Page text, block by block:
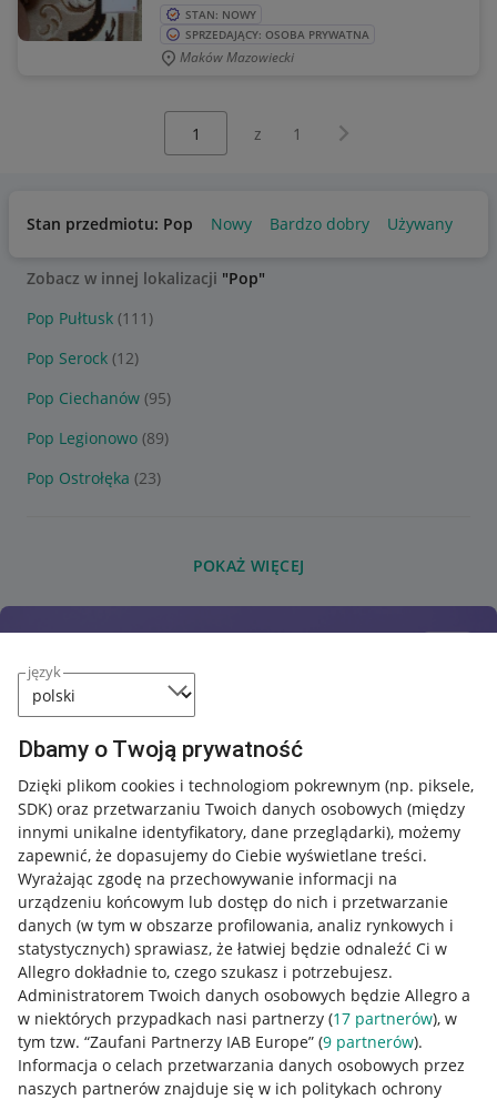
język
Dbamy o Twoją prywatność
Dzięki plikom cookies i technologiom pokrewnym (np. piksele,
SDK) oraz przetwarzaniu Twoich danych osobowych (między
innymi unikalne identyfikatory, dane przeglądarki), możemy
zapewnić, że dopasujemy do Ciebie wyświetlane treści.
Wyrażając zgodę na przechowywanie informacji na
urządzeniu końcowym lub dostęp do nich i przetwarzanie
danych (w tym w obszarze profilowania, analiz rynkowych i
statystycznych) sprawiasz, że łatwiej będzie odnaleźć Ci w
Allegro dokładnie to, czego szukasz i potrzebujesz.
Administratorem Twoich danych osobowych będzie Allegro a
w niektórych przypadkach nasi partnerzy (17 partnerów), w
tym tzw. “Zaufani Partnerzy IAB Europe” (9 partnerów).
Informacja o celach przetwarzania danych osobowych przez
naszych partnerów znajduje się w ich politykach ochrony
STAN: NOWY
SPRZEDAJĄCY: OSOBA PRYWATNA
Maków Mazowiecki
z 1 Następna strona
Stan przedmiotu: Pop Nowy Bardzo dobry Używany
Zobacz w innej lokalizacji "Pop"
Pop Pułtusk (111)
Pop Serock (12)
Pop Ciechanów (95)
Pop Legionowo (89)
Pop Ostrołęka (23)
POKAŻ WIĘCEJ
Przydatne informacje